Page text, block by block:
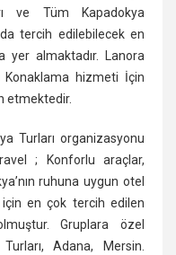
ve Tüm Kapadokya
tercih edilebilecek en
yer almaktadır. Lanora
Konaklama hizmeti İçin
etmektedir.
Turları organizasyonu
; Konforlu araçlar,
ruhuna uygun otel
için en çok tercih edilen
Gruplara özel
Adana, Mersin.